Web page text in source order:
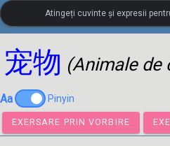
LanguageGuide.org•
宠物 (Animale de
Aa Pinyin
EXERSARE PRIN VORBIRE
Atingeți cuvinte și expresii